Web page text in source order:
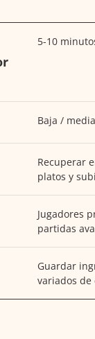
5-10
Baja / media
Recuperar
platos y
Jugadores
partidas
Guardar
variados de